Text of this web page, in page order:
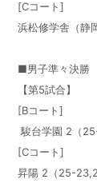
[Cコート]
浜松修学舎（静
■男子準々決勝
【第5試合】
[Bコート]
駿台学園 2（
[Cコート]
昇陽 2（25-